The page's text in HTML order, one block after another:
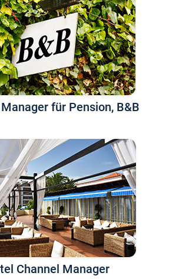
für Pension, B&B
Channel Manager